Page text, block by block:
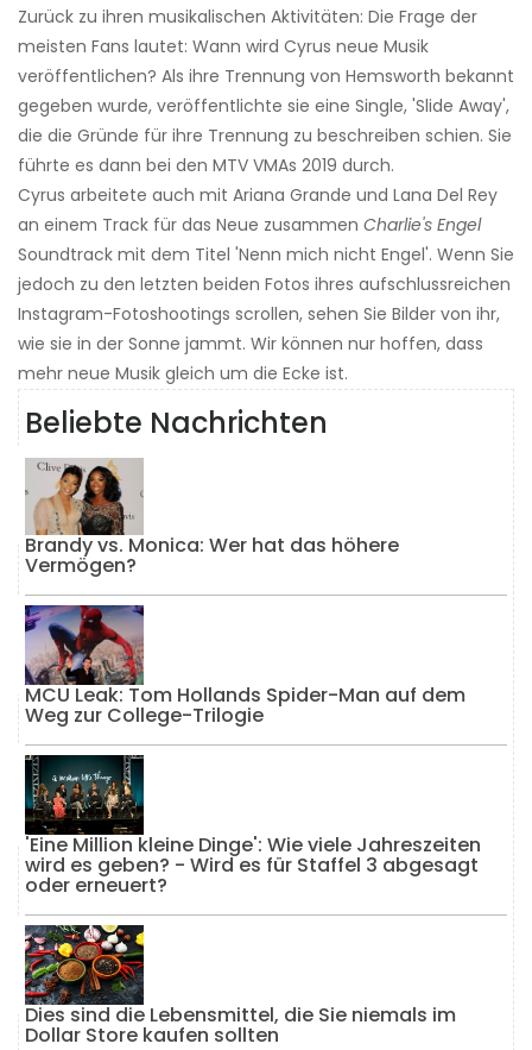
Zurück zu ihren musikalischen Aktivitäten: Die Frage der
meisten Fans lautet: Wann wird Cyrus neue Musik
veröffentlichen? Als ihre Trennung von Hemsworth bekannt
gegeben wurde, veröffentlichte sie eine Single, 'Slide Away',
die die Gründe für ihre Trennung zu beschreiben schien. Sie
führte es dann bei den MTV VMAs 2019 durch.
Cyrus arbeitete auch mit Ariana Grande und Lana Del Rey
an einem Track für das Neue zusammen Charlie's Engel
Soundtrack mit dem Titel 'Nenn mich nicht Engel'. Wenn Sie
jedoch zu den letzten beiden Fotos ihres aufschlussreichen
Instagram-Fotoshootings scrollen, sehen Sie Bilder von ihr,
wie sie in der Sonne jammt. Wir können nur hoffen, dass
mehr neue Musik gleich um die Ecke ist.
Beliebte Nachrichten
Brandy vs. Monica: Wer hat das höhere
Vermögen?
MCU Leak: Tom Hollands Spider-Man auf dem
Weg zur College-Trilogie
'Eine Million kleine Dinge': Wie viele Jahreszeiten
wird es geben? - Wird es für Staffel 3 abgesagt
oder erneuert?
Dies sind die Lebensmittel, die Sie niemals im
Dollar Store kaufen sollten